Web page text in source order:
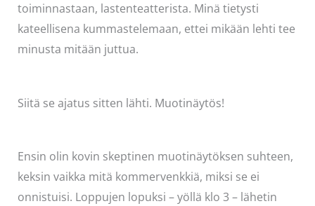
toiminnastaan, lastenteatterista. Minä tietysti
kateellisena kummastelemaan, ettei mikään lehti tee
minusta mitään juttua.
Siitä se ajatus sitten lähti. Muotinäytös!
Ensin olin kovin skeptinen muotinäytöksen suhteen,
keksin vaikka mitä kommervenkkiä, miksi se ei
onnistuisi. Loppujen lopuksi – yöllä klo 3 – lähetin